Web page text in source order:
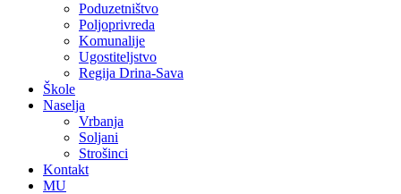
Poduzetništvo
Poljoprivreda
Komunalije
Ugostiteljstvo
Regija Drina-Sava
Škole
Naselja
Vrbanja
Soljani
Strošinci
Kontakt
MU